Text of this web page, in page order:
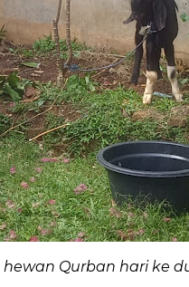
Qurban hari ke